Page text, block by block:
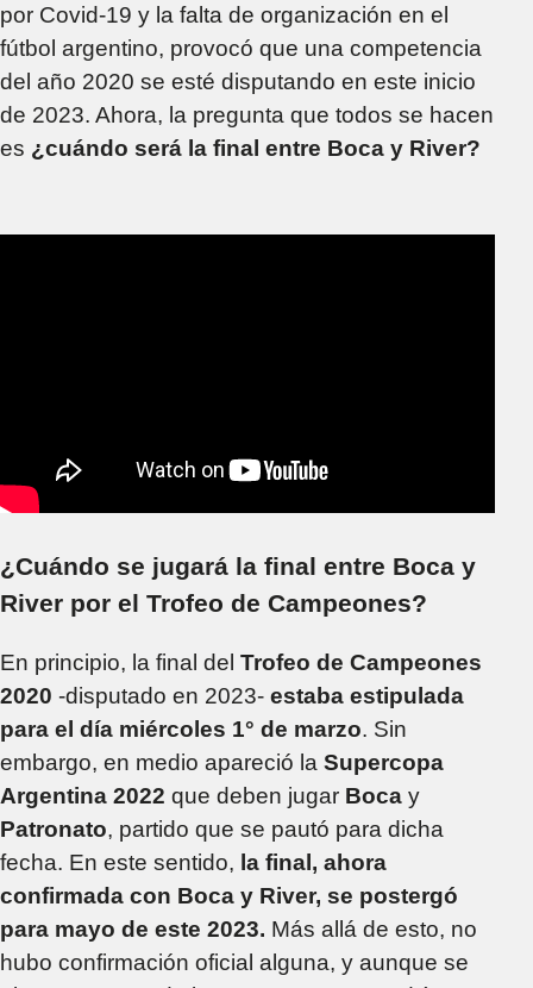
por Covid-19 y la falta de organización en el
fútbol argentino, provocó que una competencia
del año 2020 se esté disputando en este inicio
de 2023. Ahora, la pregunta que todos se hacen
es ¿cuándo será la final entre Boca y River?
¿Cuándo se jugará la final entre Boca y
River por el Trofeo de Campeones?
En principio, la final del Trofeo de Campeones
2020 -disputado en 2023- estaba estipulada
para el día miércoles 1° de marzo. Sin
embargo, en medio apareció la Supercopa
Argentina 2022 que deben jugar Boca y
Patronato, partido que se pautó para dicha
fecha. En este sentido, la final, ahora
confirmada con Boca y River, se postergó
para mayo de este 2023. Más allá de esto, no
hubo confirmación oficial alguna, y aunque se